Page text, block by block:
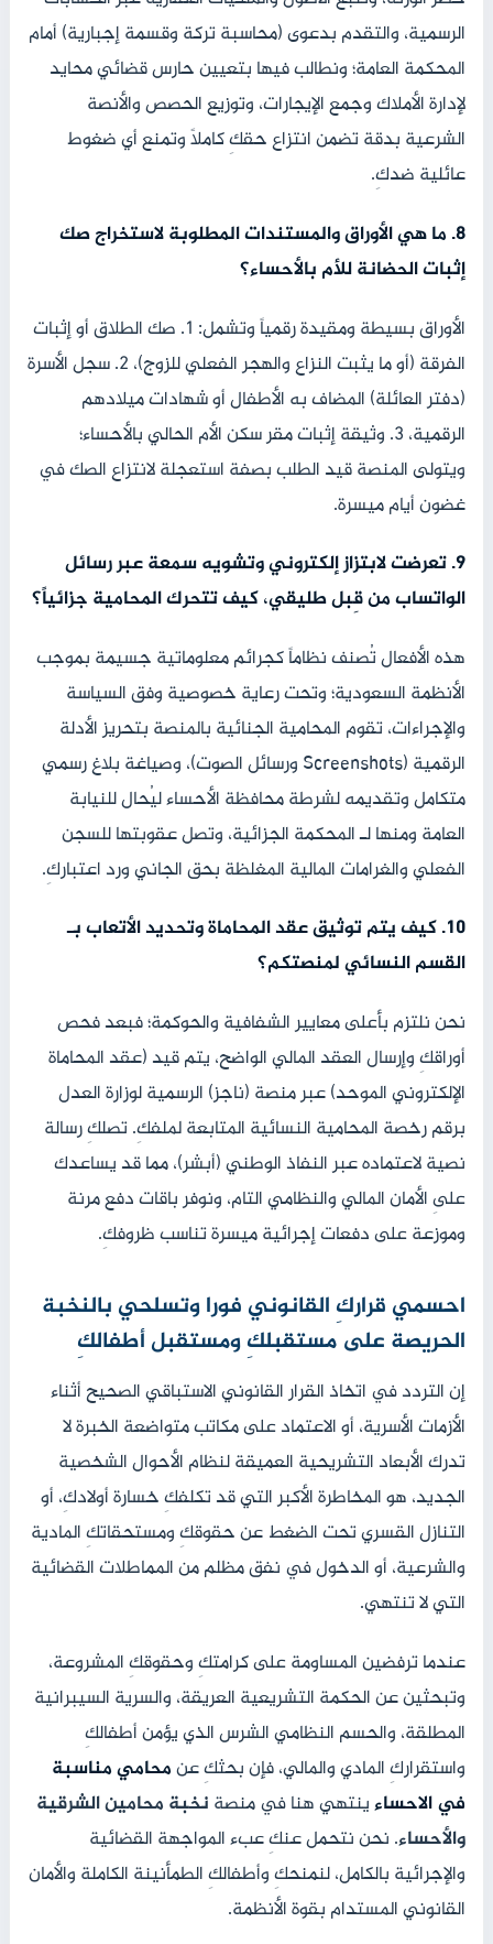
الرسمية، والتقدم بدعوى (محاسبة تركة وقسمة إجبارية) أمام
المحكمة العامة؛ ونطالب فيها بتعيين حارس قضائي محايد
لإدارة الأملاك وجمع الإيجارات، وتوزيع الحصص والأنصة
الشرعية بدقة تضمن انتزاع حقكِ كاملاً وتمنع أي ضغوط
عائلية ضدكِ.
8. ما هي الأوراق والمستندات المطلوبة لاستخراج صك
إثبات الحضانة للأم بالأحساء؟
الأوراق بسيطة ومقيدة رقمياً وتشمل: 1. صك الطلاق أو إثبات
الفرقة (أو ما يثبت النزاع والهجر الفعلي للزوج)، 2. سجل الأسرة
(دفتر العائلة) المضاف به الأطفال أو شهادات ميلادهم
الرقمية، 3. وثيقة إثبات مقر سكن الأم الحالي بالأحساء؛
ويتولى المنصة قيد الطلب بصفة استعجلة لانتزاع الصك في
غضون أيام ميسرة.
9. تعرضت لابتزاز إلكتروني وتشويه سمعة عبر رسائل
الواتساب من قِبل طليقي، كيف تتحرك المحامية جزائياً؟
هذه الأفعال تُصنف نظاماً كجرائم معلوماتية جسيمة بموجب
الأنظمة السعودية؛ وتحت رعاية خصوصية وفق السياسة
والإجراءات، تقوم المحامية الجنائية بالمنصة بتحريز الأدلة
الرقمية (Screenshots ورسائل الصوت)، وصياغة بلاغ رسمي
متكامل وتقديمه لشرطة محافظة الأحساء ليُحال للنيابة
العامة ومنها لـ المحكمة الجزائية، وتصل عقوبتها للسجن
الفعلي والغرامات المالية المغلظة بحق الجاني ورد اعتباركِ.
10. كيف يتم توثيق عقد المحاماة وتحديد الأتعاب بـ
القسم النسائي لمنصتكم؟
نحن نلتزم بأعلى معايير الشفافية والحوكمة؛ فبعد فحص
أوراقكِ وإرسال العقد المالي الواضح، يتم قيد (عقد المحاماة
الإلكتروني الموحد) عبر منصة (ناجز) الرسمية لوزارة العدل
برقم رخصة المحامية النسائية المتابعة لملفكِ. تصلكِ رسالة
نصية لاعتماده عبر النفاذ الوطني (أبشر)، مما قد يساعدك
علىِ الأمان المالي والنظامي التام، ونوفر باقات دفع مرنة
وموزعة على دفعات إجرائية ميسرة تناسب ظروفكِ.
احسمي قراركِ القانوني فورا وتسلحي بالنخبة
الحريصة على مستقبلكِ ومستقبل أطفالكِ
إن التردد في اتخاذ القرار القانوني الاستباقي الصحيح أثناء
الأزمات الأسرية، أو الاعتماد على مكاتب متواضعة الخبرة لا
تدرك الأبعاد التشريحية العميقة لنظام الأحوال الشخصية
الجديد، هو المخاطرة الأكبر التي قد تكلفكِ خسارة أولادكِ، أو
التنازل القسري تحت الضغط عن حقوقكِ ومستحقاتكِ المادية
والشرعية، أو الدخول في نفق مظلم من المماطلات القضائية
التي لا تنتهي.
عندما ترفضين المساومة على كرامتكِ وحقوقكِ المشروعة،
وتبحثين عن الحكمة التشريعية العريقة، والسرية السيبرانية
المطلقة، والحسم النظامي الشرس الذي يؤمن أطفالكِ
واستقراركِ المادي والمالي، فإن بحثكِ عنمحامي مناسبة
في الاحساءينتهي هنا في منصة نخبة محامين الشرقية
والأحساء. نحن نتحمل عنكِ عبء المواجهة القضائية
والإجرائية بالكامل، لنمنحكِ وأطفالكِ الطمأنينة الكاملة والأمان
القانوني المستدام بقوة الأنظمة.